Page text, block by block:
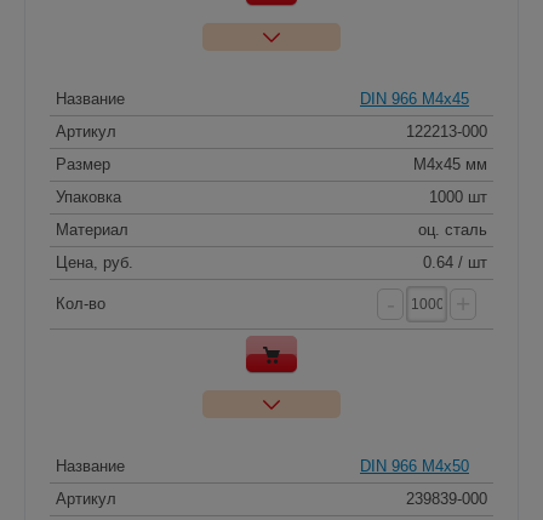
Название
DIN 966 M4x45
Артикул
122213-000
Размер
M4x45 мм
Упаковка
1000 шт
Материал
оц. сталь
Цена, руб.
0.64 / шт
Кол-во
Название
DIN 966 M4x50
Артикул
239839-000